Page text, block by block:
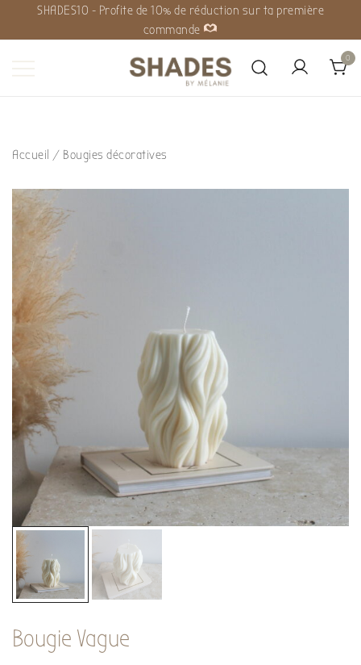
SHADES10 - Profite de 10% de réduction sur ta première
commande
0
Accueil / Bougies décoratives
Bougie Vague